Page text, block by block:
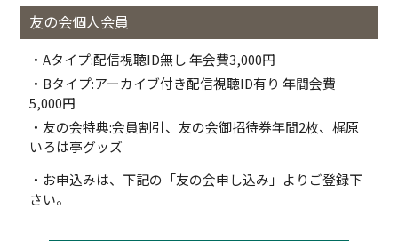
友の会個人会員
・Aタイプ:配信視聴ID無し 年会費3,000円
・Bタイプ:アーカイブ付き配信視聴ID有り 年間会費
5,000円
・友の会特典:会員割引、友の会御招待券年間2枚、梶原
いろは亭グッズ
・お申込みは、下記の「友の会申し込み」よりご登録下
さい。